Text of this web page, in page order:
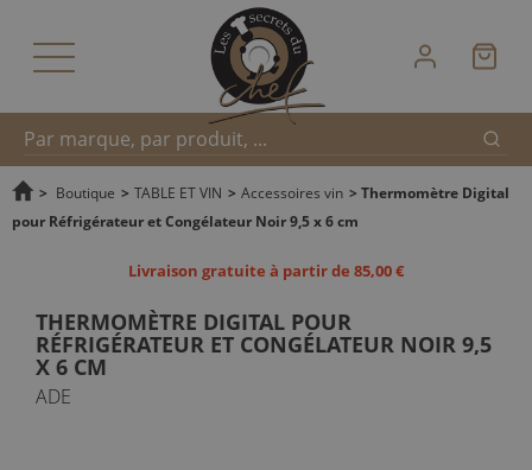
Recherche
> Boutique > TABLE ET VIN > Accessoires vin > Thermomètre Digital
pour Réfrigérateur et Congélateur Noir 9,5 x 6 cm
Livraison gratuite à partir de 85,00 €
THERMOMÈTRE DIGITAL POUR
RÉFRIGÉRATEUR ET CONGÉLATEUR NOIR 9,5
X 6 CM
ADE